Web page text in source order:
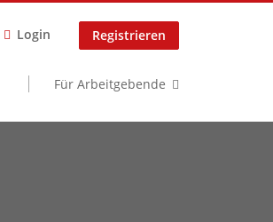
Login Registrieren
Für Arbeitgebende